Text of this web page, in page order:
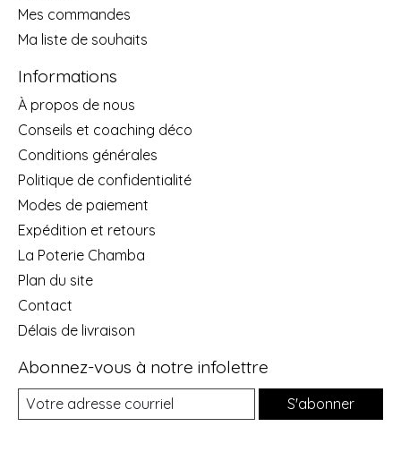
Mes commandes
Ma liste de souhaits
Informations
À propos de nous
Conseils et coaching déco
Conditions générales
Politique de confidentialité
Modes de paiement
Expédition et retours
La Poterie Chamba
Plan du site
Contact
Délais de livraison
Abonnez-vous à notre infolettre
S'abonner